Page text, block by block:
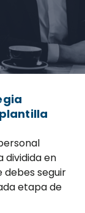
dividida en
debes seguir
etapa de